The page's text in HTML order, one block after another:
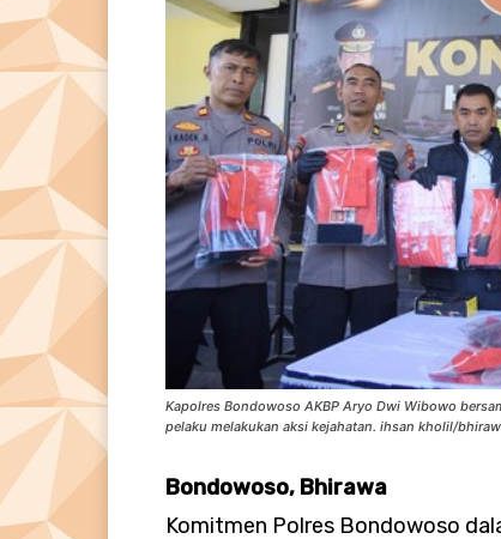
Kapolres Bondowoso AKBP Aryo Dwi Wibowo
pelaku melakukan aksi kejahatan. ihsan kholil/
Bondowoso, Bhirawa
Komitmen Polres Bondowoso